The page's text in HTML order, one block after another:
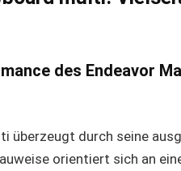
des Endeavor
überzeugt durch seine
orientiert sich an